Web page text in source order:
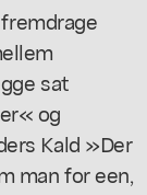
sat
og
Kald »Der
man for een,